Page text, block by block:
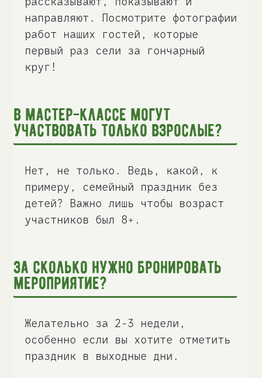
направляют. Посмотрите фотографии
работ наших гостей, которые
первый раз сели за гончарный
круг!
В мастер-классе могут
участвовать только взрослые?
Нет, не только. Ведь, какой, к
примеру, семейный праздник без
детей? Важно лишь чтобы возраст
участников был 8+.
За сколько нужно бронировать
мероприятие?
Желательно за 2-3 недели,
особенно если вы хотите отметить
праздник в выходные дни.